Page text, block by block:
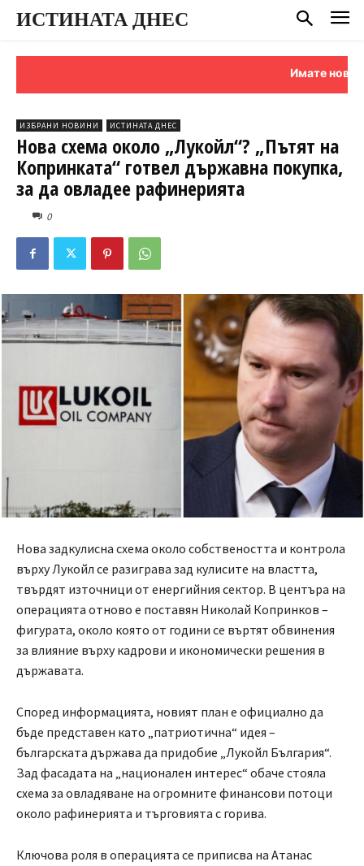
ИСТИНАТА ДНЕС
Имате новина
ИЗБРАНИ НОВИНИ ИСТИНАТА ДНЕС
Нова схема около „Лукойл“? „Пътят на
Копринката“ готвел държавна покупка,
за да овладее рафинерията
0
Нова задкулисна схема около собствеността и контрола
върху Лукойл се разиграва зад кулисите на властта,
твърдят източници от енергийния сектор. В центъра на
операцията отново е поставян Николай Копринков –
фигурата, около която от години се въртят обвинения
за влияние върху кадрови и икономически решения в
държавата.
Според информацията, новият план е официално да
бъде представен като „патриотична“ идея –
българската държава да придобие „Лукойл България“.
Зад фасадата на „национален интерес“ обаче стояла
схема за овладяване на огромните финансови потоци
около рафинерията и търговията с горива.
Ключова роля в операцията се приписва на Атанас